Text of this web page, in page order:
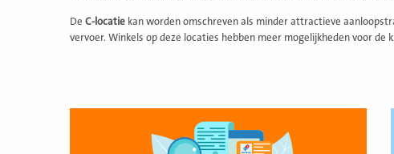
De C-locatie kan worden omschreven als minder attractieve
vervoer. Winkels op deze locaties hebben meer mogelijkheden voor de